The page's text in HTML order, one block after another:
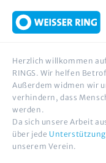
Herzlich willkommen
RINGS. Wir helfen
Außerdem widmen wir
verhindern, dass
werden.
Da sich unsere Arbeit
über jede Unterstützung
unserem Verein.